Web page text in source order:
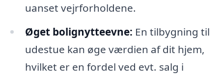
uanset vejrforholdene.
Øget bolignytteevne: En tilbygning til
udestue kan øge værdien af dit hjem,
hvilket er en fordel ved evt. salg i